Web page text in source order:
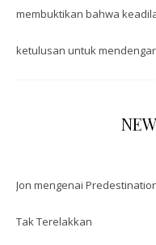
membuktikan bahwa
ketulusan untuk
Jon mengenai
Tak Terelakkan